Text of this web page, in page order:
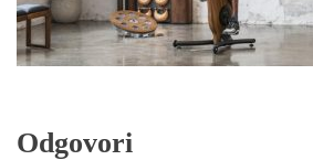
Odgovori